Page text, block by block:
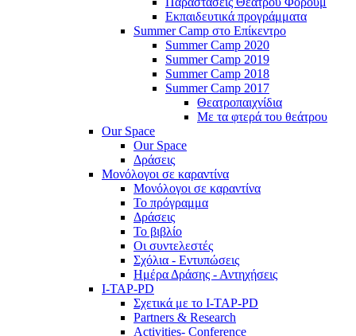
Εκπαιδευτικά προγράμματα
Summer Camp στο Επίκεντρο
Summer Camp 2020
Summer Camp 2019
Summer Camp 2018
Summer Camp 2017
Θεατροπαιχνίδια
Με τα φτερά του θεάτρου
Our Space
Our Space
Δράσεις
Μονόλογοι σε καραντίνα
Μονόλογοι σε καραντίνα
Το πρόγραμμα
Δράσεις
Το βιβλίο
Οι συντελεστές
Σχόλια - Εντυπώσεις
Ημέρα Δράσης - Αντηχήσεις
I-TAP-PD
Σχετικά με το I-TAP-PD
Partners & Research
Activities- Conference